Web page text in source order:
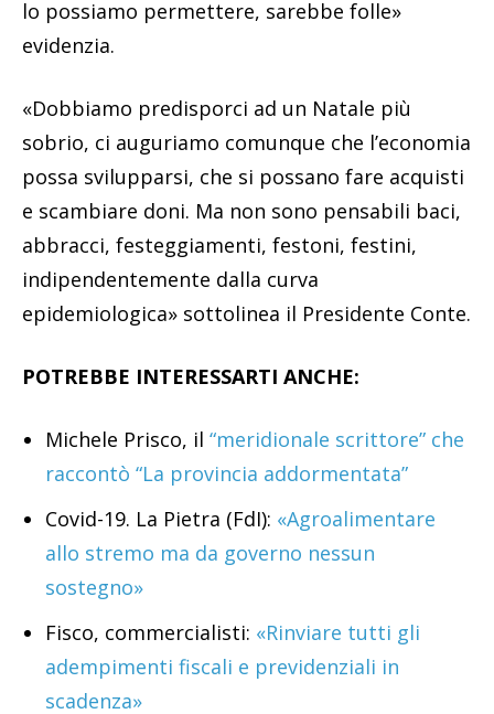
lo possiamo permettere, sarebbe folle»
evidenzia.
«Dobbiamo predisporci ad un Natale più
sobrio, ci auguriamo comunque che l’economia
possa svilupparsi, che si possano fare acquisti
e scambiare doni. Ma non sono pensabili baci,
abbracci, festeggiamenti, festoni, festini,
indipendentemente dalla curva
epidemiologica» sottolinea il Presidente Conte.
POTREBBE INTERESSARTI ANCHE:
Michele Prisco, il “meridionale scrittore” che
raccontò “La provincia addormentata”
Covid-19. La Pietra (FdI): «Agroalimentare
allo stremo ma da governo nessun
sostegno»
Fisco, commercialisti: «Rinviare tutti gli
adempimenti fiscali e previdenziali in
scadenza»